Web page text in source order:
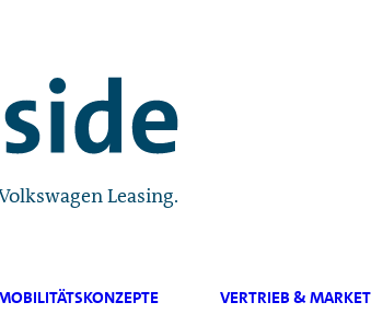
Leasing.
VERTRIEB &